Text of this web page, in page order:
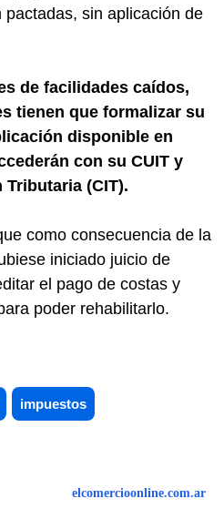
sin aplicación de
de facilidades caídos,
tienen que formalizar su
disponible en
con su CUIT y
(CIT).
como consecuencia de la
iniciado juicio de
el pago de costas y
poder rehabilitarlo.
impuestos
elcomercioonline.com.ar